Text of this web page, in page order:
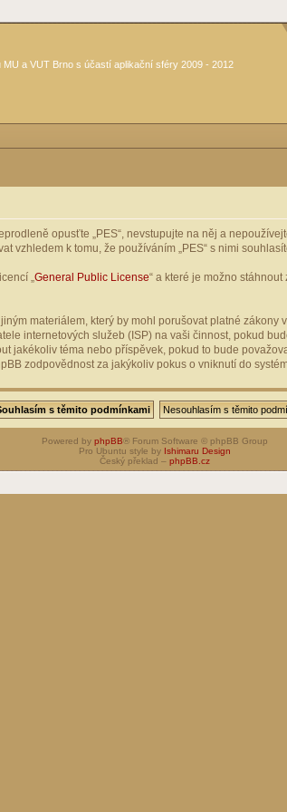
a VUT Brno s účastí aplikační sféry 2009 - 2012
opusťte „PES“, nevstupujte na něj a
vzhledem k tomu, že používáním „PES“ s nimi
„ General Public License“ a které je možno stáhnout
materiálem, který by mohl porušovat platné zákony
internetových služeb (ISP) na vaši činnost, pokud
jakékoliv téma nebo příspěvek, pokud to bude
zodpovědnost za jakýkoliv pokus o vniknutí do
Powered by phpBB® Forum Software © phpBB Group
Pro Ubuntu style by Ishimaru Design
Český překlad – phpBB.cz